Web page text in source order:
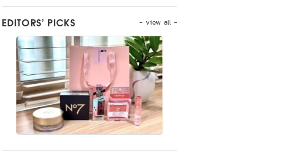
- view all -
EDITORS’ PICKS